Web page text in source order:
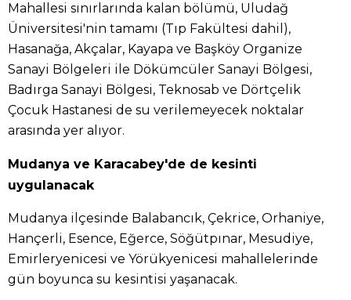
Mahallesi sınırlarında kalan bölümü, Uludağ
Üniversitesi'nin tamamı (Tıp Fakültesi dahil),
Hasanağa, Akçalar, Kayapa ve Başköy Organize
Sanayi Bölgeleri ile Dökümcüler Sanayi Bölgesi,
Badırga Sanayi Bölgesi, Teknosab ve Dörtçelik
Çocuk Hastanesi de su verilemeyecek noktalar
arasında yer alıyor.
Mudanya ve Karacabey'de de kesinti
uygulanacak
Mudanya ilçesinde Balabancık, Çekrice, Orhaniye,
Hançerli, Esence, Eğerce, Söğütpınar, Mesudiye,
Emirleryenicesi ve Yörükyenicesi mahallelerinde
gün boyunca su kesintisi yaşanacak.